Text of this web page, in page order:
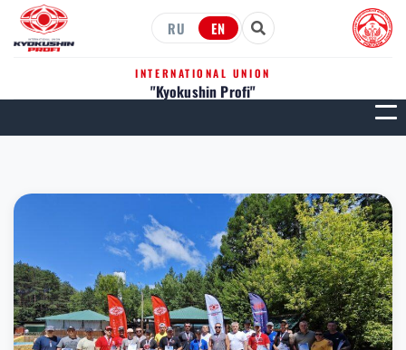
RU EN
INTERNATIONAL UNION
"Kyokushin Profi"